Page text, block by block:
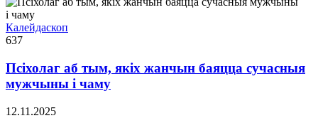
Калейдаскоп
637
Псіхолаг аб тым, якіх жанчын баяцца сучасныя
мужчыны і чаму
12.11.2025